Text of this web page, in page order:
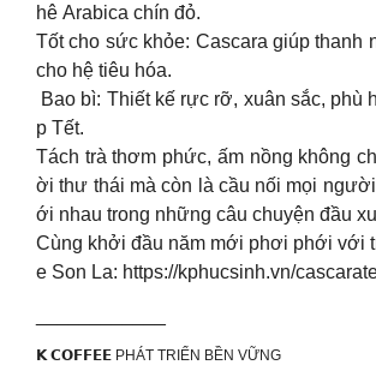
hê Arabica chín đỏ.
Tốt cho sức khỏe: Cascara giúp thanh
cho hệ tiêu hóa.
Bao bì: Thiết kế rực rỡ, xuân sắc, phù
p Tết.
Tách trà thơm phức, ấm nồng không
ời thư thái mà còn là cầu nối mọi
ới nhau trong những câu chuyện đầu
Cùng khởi đầu năm mới phơi phới với
e Son La: https://kphucsinh.vn/
𝗞 𝗖𝗢𝗙𝗙𝗘𝗘 PHÁT TRIỂN BỀN VỮNG